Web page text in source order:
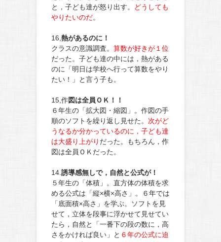
と，子ども達が怒り出す。
どうしても
やりたいのだ。
16, 熱があるのに！
クラスの意識調査。 算数が好きが１位
だった。子ども達の中には，熱がある
のに「明日は学校へ行って算数をやり
たい！」と言う子も。
15,作図は全員ＯＫ！！
６年生の「拡大図・縮図」。作図の手
順のソフトを繰り返し見せた。 次がど
うなるか分かっているのに，子ども達
は大盛り上がり だった。もちろん，作
図は全員ＯＫだった。
14. 誘導感無しで，自然と公式が！
５年生の「体積」。直方体の体積を求
める公式は「縦×横×高さ」。６年では
「底面積×高さ」を学ぶ。ソフトを見
せて，立体を段事に浮かせて見せてい
たら，自然と「一番下の段の数に，高
さをかければ良い」と ６年の公式に迫